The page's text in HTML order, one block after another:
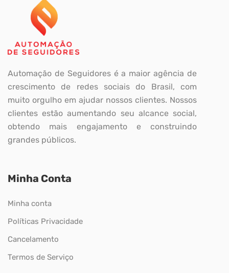
Automação de Seguidores é a maior agência de
crescimento de redes sociais do Brasil, com
muito orgulho em ajudar nossos clientes. Nossos
clientes estão aumentando seu alcance social,
obtendo mais engajamento e construindo
grandes públicos.
Minha Conta
Minha conta
Políticas Privacidade
Cancelamento
Termos de Serviço